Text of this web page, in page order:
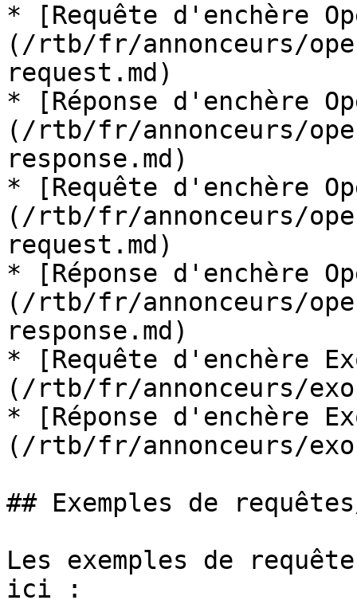
* [Requête d'enchère
(/rtb/fr/annonceurs/
request.md)
* [Réponse d'enchère
(/rtb/fr/annonceurs/
response.md)
* [Requête d'enchère
(/rtb/fr/annonceurs/
request.md)
* [Réponse d'enchère
(/rtb/fr/annonceurs/
response.md)
* [Requête d'enchère
(/rtb/fr/annonceurs/
* [Réponse d'enchère
(/rtb/fr/annonceurs/
## Exemples de
Les exemples de
ici :